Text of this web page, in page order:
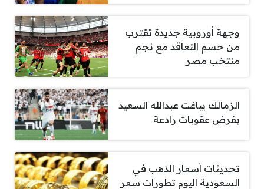
وجهة أوروبية جديدة تقترب
من حسم التعاقد مع نجم
منتخب مصر
الزمالك يباغت عبدالله السعيد
بفرض عقوبات رادعة
تحديثات أسعار الذهب في
السعودية اليوم تطورات سعر